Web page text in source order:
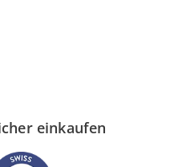
einkaufen